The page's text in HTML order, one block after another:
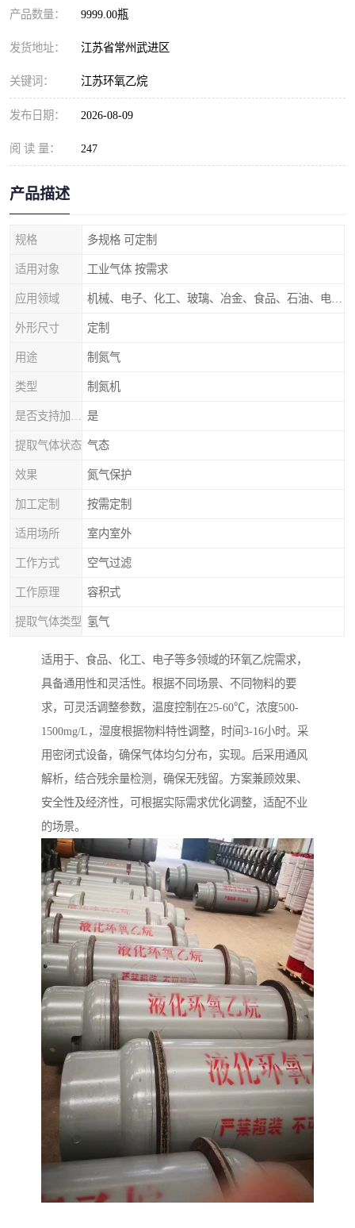
产品数量： 9999.00瓶
发货地址： 江苏省常州武进区
关键词： 江苏环氧乙烷
发布日期： 2026-08-09
阅 读 量： 247
产品描述
规格 多规格 可定制
适用对象 工业气体 按需求
应用领域
外形尺寸 定制
用途 制氮气
类型 制氮机
是
提取气体状态 气态
效果 氮气保护
加工定制 按需定制
适用场所 室内室外
工作方式 空气过滤
工作原理 容积式
提取气体类型 氢气
适用于、食品、化工、电子等多领域的环氧乙烷需求，
具备通用性和灵活性。根据不同场景、不同物料的要
求，可灵活调整参数，温度控制在25-60℃，浓度500-
1500mg/L，湿度根据物料特性调整，时间3-16小时。采
用密闭式设备，确保气体均匀分布，实现。后采用通风
解析，结合残余量检测，确保无残留。方案兼顾效果、
安全性及经济性，可根据实际需求优化调整，适配不业
的场景。